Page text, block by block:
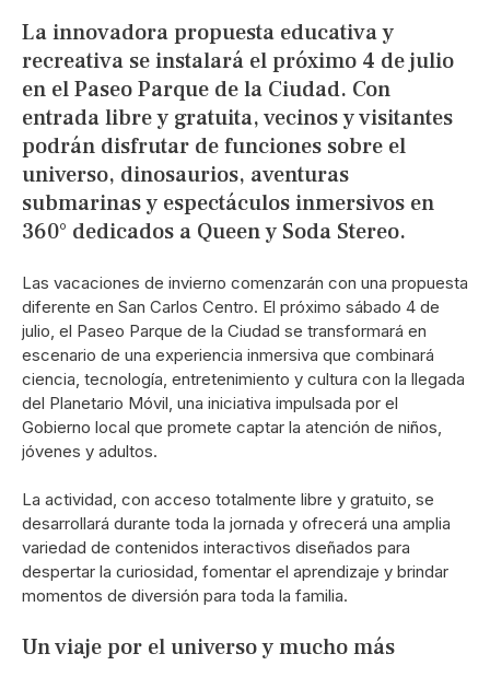
La innovadora propuesta educativa y
recreativa se instalará el próximo 4 de julio
en el Paseo Parque de la Ciudad. Con
entrada libre y gratuita, vecinos y visitantes
podrán disfrutar de funciones sobre el
universo, dinosaurios, aventuras
submarinas y espectáculos inmersivos en
360° dedicados a Queen y Soda Stereo.
Las vacaciones de invierno comenzarán con una propuesta
diferente en San Carlos Centro. El próximo sábado 4 de
julio, el Paseo Parque de la Ciudad se transformará en
escenario de una experiencia inmersiva que combinará
ciencia, tecnología, entretenimiento y cultura con la llegada
del Planetario Móvil, una iniciativa impulsada por el
Gobierno local que promete captar la atención de niños,
jóvenes y adultos.
La actividad, con acceso totalmente libre y gratuito, se
desarrollará durante toda la jornada y ofrecerá una amplia
variedad de contenidos interactivos diseñados para
despertar la curiosidad, fomentar el aprendizaje y brindar
momentos de diversión para toda la familia.
Un viaje por el universo y mucho más